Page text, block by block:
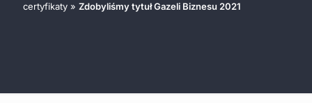
certyfikaty » Zdobyliśmy tytuł Gazeli Biznesu 2021